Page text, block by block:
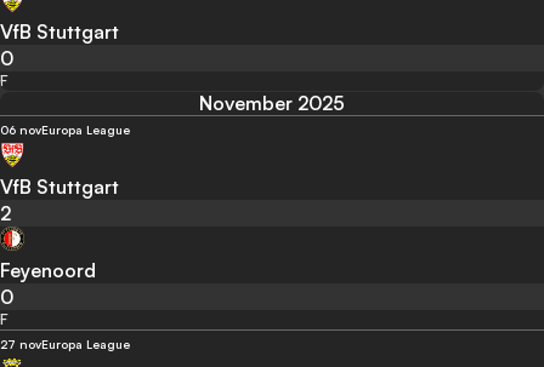
VfB Stuttgart
0
F
November 2025
06 novEuropa League
VfB Stuttgart
2
Feyenoord
0
F
27 novEuropa League